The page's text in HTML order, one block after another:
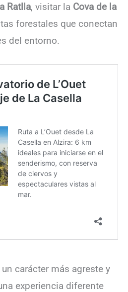
Ratlla, visitar la Cova de la
forestales que conectan
del entorno.
carácter más agreste y
experiencia diferente